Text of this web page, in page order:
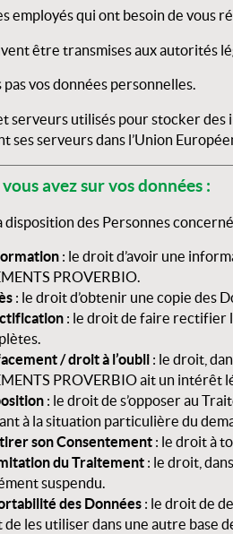
employés qui ont besoin de vous
être transmises aux autorités
pas vos données personnelles.
serveurs utilisés pour stocker
ses serveurs dans l’Union
avez sur vos données :
disposition des Personnes
: le droit d’avoir une
PROVERBIO.
: le droit d’obtenir une copie des
: le droit de faire rectifier
/ droit à l’oubli: le droit,
PROVERBIOait un intérêt
: le droit de s’opposer au
à la situation particulière du
son Consentement : le droit à
du Traitement: le droit,
suspendu.
des Données : le droit de
les utiliser dans une autre base